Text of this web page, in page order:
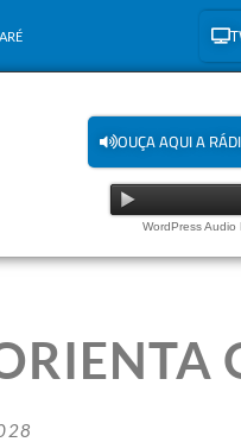
OUÇA AQUI A
WordPress Audio